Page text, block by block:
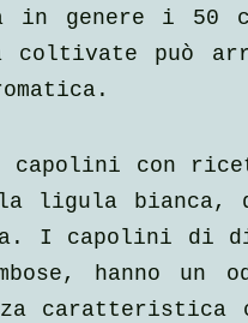
in genere i 50
coltivate può
con
ligula bianca,
I capolini di
hanno un